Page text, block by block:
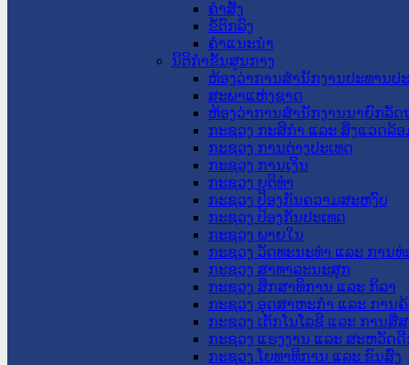
ຄໍາສັ່ງ
ຂໍ້ຕົກລົງ
ຄໍາແນະນໍາ
ນິຕິກຳຂັ້ນສູນກາງ
ຫ້ອງວ່າການສໍານັກງານປະທານປ
ສະພາແຫ່ງຊາດ
ຫ້ອງວ່າການສຳນັກງານນາຍົກລັດ
ກະຊວງ ກະສິກຳ ແລະ ສິ່ງແວດລ້ອ
ກະຊວງ ການຕ່າງປະເທດ
ກະຊວງ ການເງິນ
ກະຊວງ ຍຸຕິທໍາ
ກະຊວງ ປ້ອງກັນຄວາມສະຫງົບ
ກະຊວງ ປ້ອງກັນປະເທດ
ກະຊວງ ພາຍໃນ
ກະຊວງ ວັດທະນະທຳ ແລະ ການທ່
ກະຊວງ ສາທາລະນະສຸກ
ກະຊວງ ສຶກສາທິການ ແລະ ກິລາ
ກະຊວງ ອຸດສາຫະກຳ ແລະ ການຄ້
ກະຊວງ ເຕັກໂນໂລຊີ ແລະ ການສື່
ກະຊວງ ແຮງງານ ແລະ ສະຫວັດ
ກະຊວງ ໂຍທາທິການ ແລະ ຂົນສົ່ງ